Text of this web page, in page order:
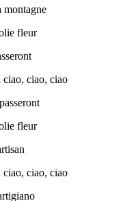
montagne
fleur
ciao, ciao
fleur !”
ciao, ciao